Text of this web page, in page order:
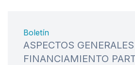
Boletín
ASPECTOS
FINANCIAMIENTO